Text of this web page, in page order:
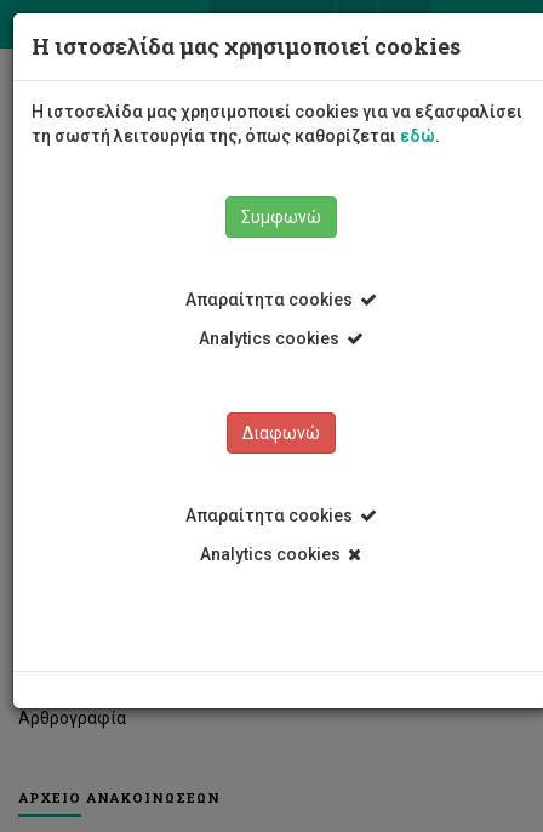
Αρθρογραφία
ΑΡΧΕΙΟ ΑΝΑΚΟΙΝΩΣΕΩΝ
Η ιστοσελίδα μας χρησιμοποιεί cookies
Η ιστοσελίδα μας χρησιμοποιεί cookies για να εξασφαλίσει
τη σωστή λειτουργία της, όπως καθορίζεται εδώ.
Συμφωνώ
Απαραίτητα cookies
Analytics cookies
Διαφωνώ
Απαραίτητα cookies
Analytics cookies